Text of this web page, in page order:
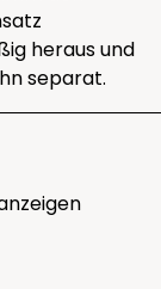
heraus und
separat.